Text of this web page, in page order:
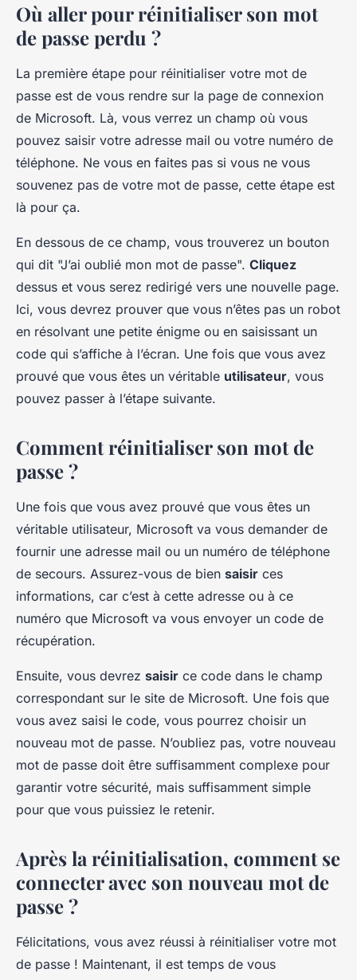
Où aller pour réinitialiser son mot
de passe perdu ?
La première étape pour réinitialiser votre mot de
passe est de vous rendre sur la page de connexion
de Microsoft. Là, vous verrez un champ où vous
pouvez saisir votre adresse mail ou votre numéro de
téléphone. Ne vous en faites pas si vous ne vous
souvenez pas de votre mot de passe, cette étape est
là pour ça.
En dessous de ce champ, vous trouverez un bouton
qui dit "J’ai oublié mon mot de passe". Cliquez
dessus et vous serez redirigé vers une nouvelle page.
Ici, vous devrez prouver que vous n’êtes pas un robot
en résolvant une petite énigme ou en saisissant un
code qui s’affiche à l’écran. Une fois que vous avez
prouvé que vous êtes un véritable utilisateur, vous
pouvez passer à l’étape suivante.
Comment réinitialiser son mot de
passe ?
Une fois que vous avez prouvé que vous êtes un
véritable utilisateur, Microsoft va vous demander de
fournir une adresse mail ou un numéro de téléphone
de secours. Assurez-vous de bien saisir ces
informations, car c’est à cette adresse ou à ce
numéro que Microsoft va vous envoyer un code de
récupération.
Ensuite, vous devrez saisir ce code dans le champ
correspondant sur le site de Microsoft. Une fois que
vous avez saisi le code, vous pourrez choisir un
nouveau mot de passe. N’oubliez pas, votre nouveau
mot de passe doit être suffisamment complexe pour
garantir votre sécurité, mais suffisamment simple
pour que vous puissiez le retenir.
Après la réinitialisation, comment se
connecter avec son nouveau mot de
passe ?
Félicitations, vous avez réussi à réinitialiser votre mot
de passe ! Maintenant, il est temps de vous